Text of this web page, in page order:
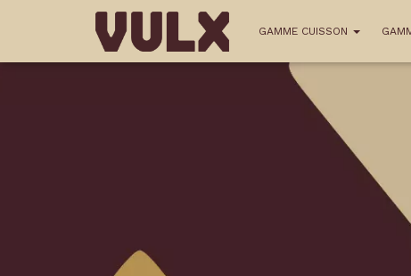
GAMME CUISSON